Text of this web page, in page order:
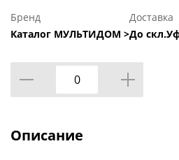
Бренд
Каталог МУЛЬТИДОМ >
Доставка
До
Описание